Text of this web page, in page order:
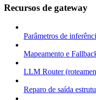
Recursos de gateway
Parâmetros de
Mapeamento e
LLM Router
Reparo de saída